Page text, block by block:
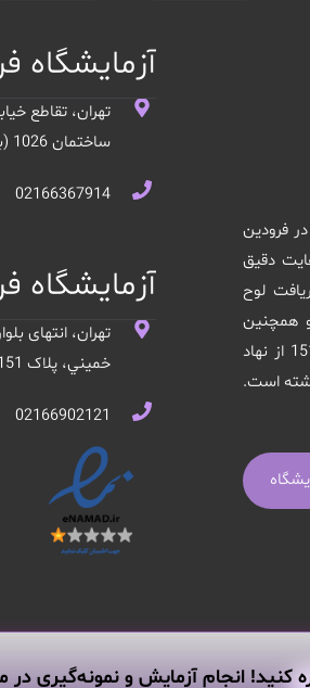
فرودین
رعایت دقیق
لوح
و همچنین
اولین گواهینامه بین المللی استاندارد ایزو 15189 از نهاد
است.
آزمایشگاه
تهران، تقاطع
ساختمان 1026 (برای مسیریابی ضربه بزنید)
02166367914
آزمایشگاه
تهران، انتهای
خميني، پلاک 151 (برای مسیریابی ضربه بزنید)
02166902121
کنید! انجام آزمایش و نمونه‌گیری در